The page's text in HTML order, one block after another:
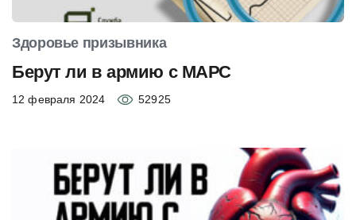
Здоровье призывника
Берут ли в армию с МАРС
12 февраля 2024 52925